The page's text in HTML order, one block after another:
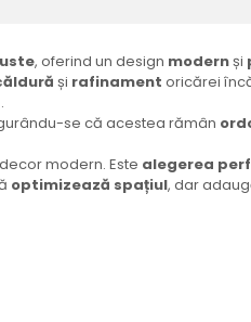
, oferind un design modernși
și rafinament oricărei
se că acestea rămân
modern. Este alegerea
optimizează spațiul, dar